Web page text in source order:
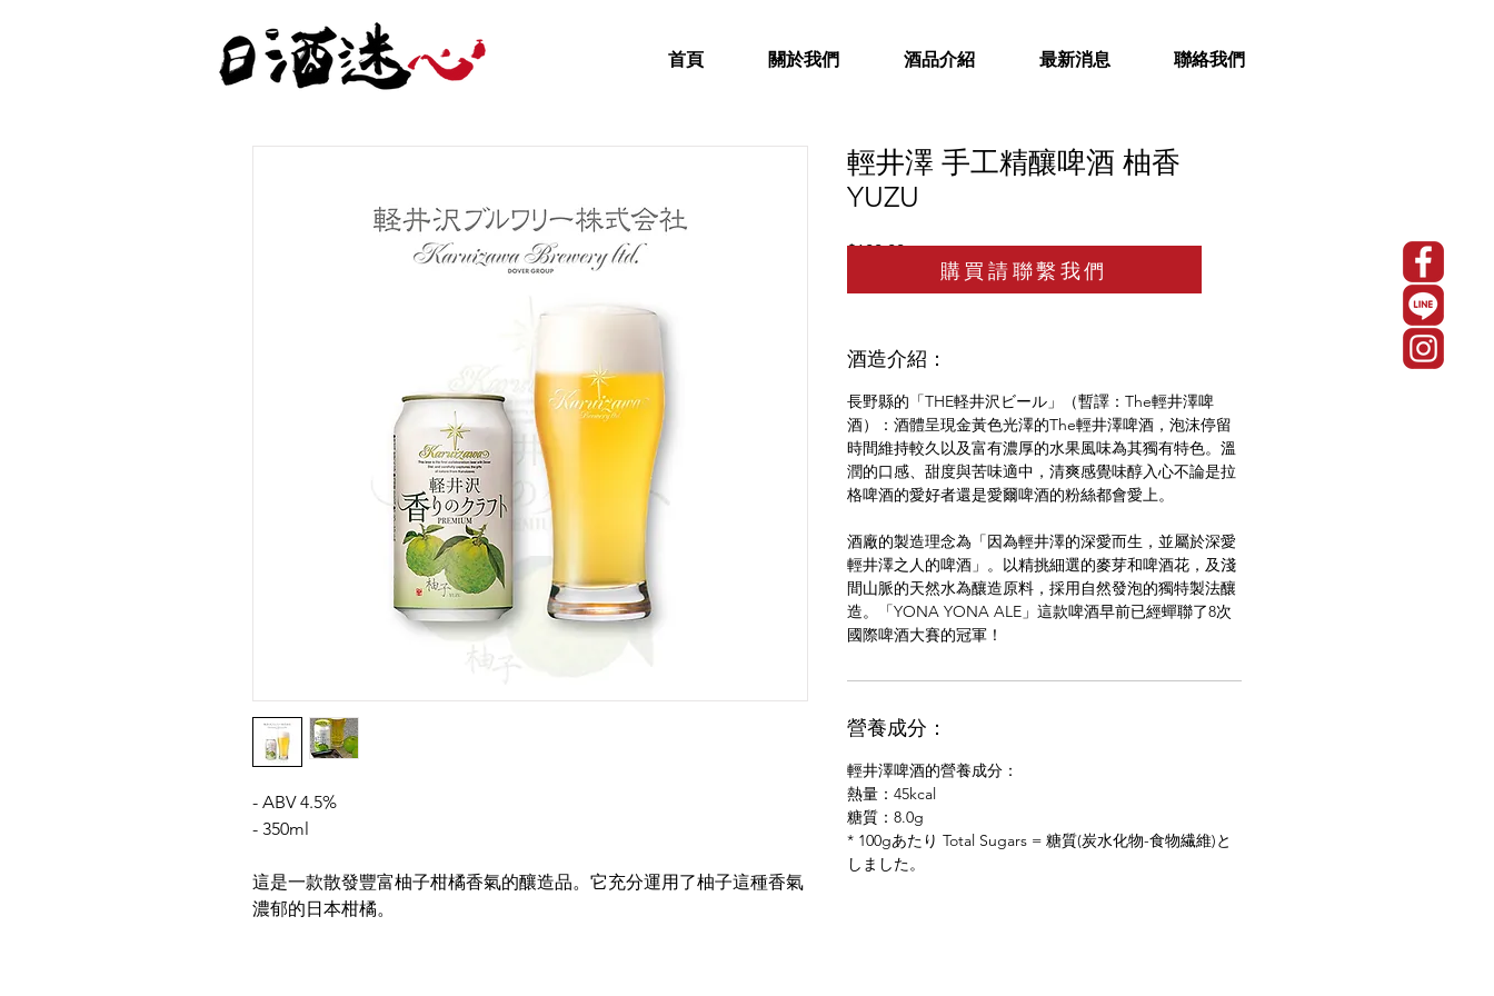
首頁 關於我們 酒品介紹 最新消息 聯絡我們
- ABV 4.5%
- 350ml
這是一款散發豐富柚子柑橘香氣的釀造品。它充分運用了柚子這種香氣
濃郁的日本柑橘。
輕井澤 手工精釀啤酒 柚香
YUZU
$100.00價
酒造介紹：
長野縣的「THE軽井沢ビール」（暫譯：The輕井澤啤
酒）：酒體呈現金黃色光澤的The輕井澤啤酒，泡沫停留
時間維持較久以及富有濃厚的水果風味為其獨有特色。溫
潤的口感、甜度與苦味適中，清爽感覺味醇入心不論是拉
格啤酒的愛好者還是愛爾啤酒的粉絲都會愛上。
酒廠的製造理念為「因為輕井澤的深愛而生，並屬於深愛
輕井澤之人的啤酒」。以精挑細選的麥芽和啤酒花，及淺
間山脈的天然水為釀造原料，採用自然發泡的獨特製法釀
造。「YONA YONA ALE」這款啤酒早前已經蟬聯了8次
國際啤酒大賽的冠軍！
營養成分：
輕井澤啤酒的營養成分：
熱量：45kcal
糖質：8.0g
* 100gあたり Total Sugars = 糖質(炭水化物-食物繊維)と
しました。
購買請聯繫我們